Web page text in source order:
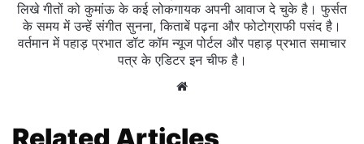
लिखे गीतों को कुमांऊ के कई लोकगायक अपनी आवाज दे चुके है। फुर्सत
के समय में उन्हें संगीत सुनना, किताबें पढ़ना और फोटोग्राफी पसंद है।
वर्तमान में पहाड़ प्रभात डॉट कॉम न्यूज पोर्टल और पहाड़ प्रभात समाचार
पत्र के एडिटर इन चीफ है।
Website